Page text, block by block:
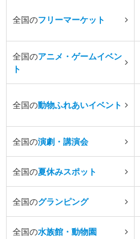
全国のフリーマーケット
全国のアニメ・ゲームイベン
ト
全国の動物ふれあいイベント
全国の演劇・講演会
全国の夏休みスポット
全国のグランピング
全国の水族館・動物園